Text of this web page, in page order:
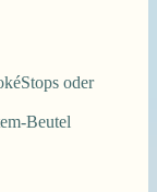
oder
Beutel